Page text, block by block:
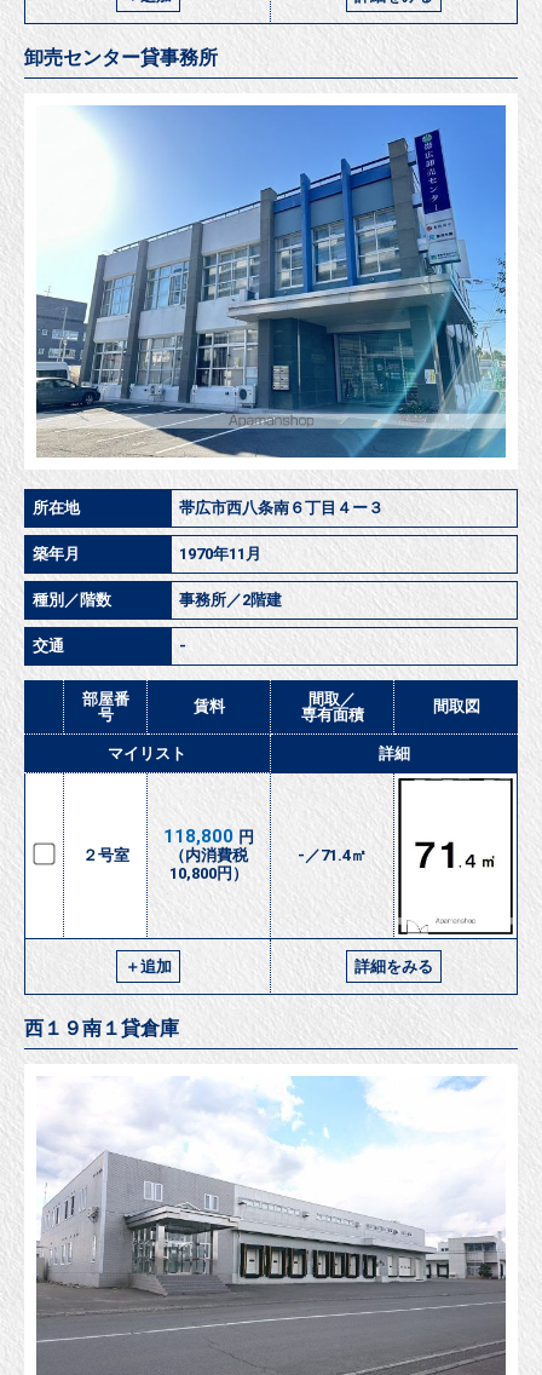
卸売センター貸事務所
所在地 帯広市西八条南６丁目４ー３
築年月 1970年11月
種別／階数 事務所／2階建
交通 -
部屋番
号
賃料
間取／
専有面積
間取図
マイリスト 詳細
２号室
118,800 円
（内消費税
10,800円）
-／71.4㎡
＋追加 詳細をみる
西１９南１貸倉庫